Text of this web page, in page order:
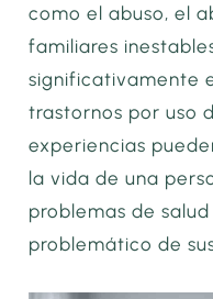
como el abuso, el
familiares
significativamente
trastornos por uso
experiencias
la vida de una
problemas de
problemático de